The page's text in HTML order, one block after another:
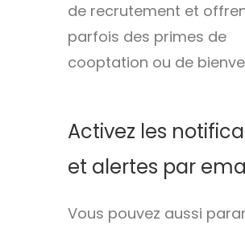
de recrutement et
parfois des primes de
cooptation ou de
Activez les
et alertes par
Vous pouvez aussi